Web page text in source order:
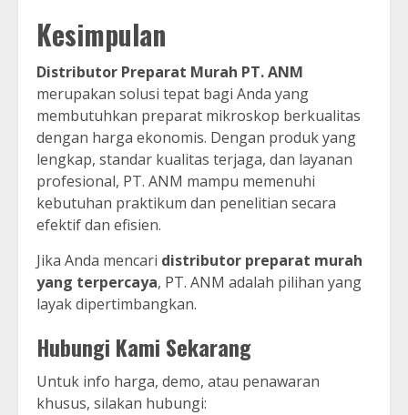
Kesimpulan
Distributor Preparat Murah PT. ANM
merupakan solusi tepat bagi Anda yang
membutuhkan preparat mikroskop berkualitas
dengan harga ekonomis. Dengan produk yang
lengkap, standar kualitas terjaga, dan layanan
profesional, PT. ANM mampu memenuhi
kebutuhan praktikum dan penelitian secara
efektif dan efisien.
Jika Anda mencari distributor preparat murah
yang terpercaya, PT. ANM adalah pilihan yang
layak dipertimbangkan.
Hubungi Kami Sekarang
Untuk info harga, demo, atau penawaran
khusus, silakan hubungi: